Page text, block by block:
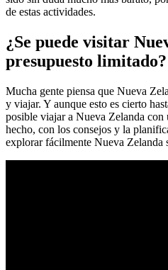
de estas actividades.
¿Se puede visitar
presupuesto limitado?
Mucha gente piensa que Nueva
y viajar. Y aunque esto es cierto
posible viajar a Nueva Zelanda con
hecho, con los consejos y la
explorar fácilmente Nueva Zelanda